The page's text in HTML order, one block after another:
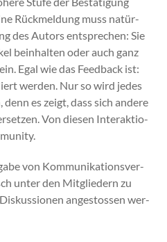
Rück­mel­dung muss natür­
des Autors entsprechen: Sie
bein­hal­ten oder auch ganz
Egal wie das Feed­back ist:
wer­den. Nur so wird jedes
es zeigt, dass sich andere
Von diesen Inter­ak­tio­
von Kom­mu­nika­tionsver­
unter den Mit­gliedern zu
angestossen wer­